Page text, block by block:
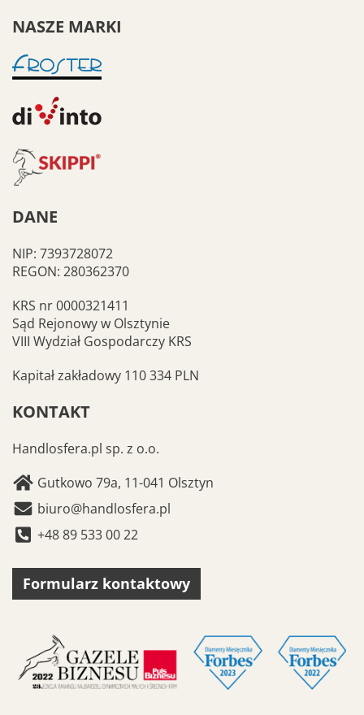
NASZE MARKI
DANE
NIP: 7393728072
REGON: 280362370
KRS nr 0000321411
Sąd Rejonowy w Olsztynie
VIII Wydział Gospodarczy KRS
Kapitał zakładowy 110 334 PLN
KONTAKT
Handlosfera.pl sp. z o.o.
Gutkowo 79a, 11-041 Olsztyn
biuro@handlosfera.pl
+48 89 533 00 22
Formularz kontaktowy